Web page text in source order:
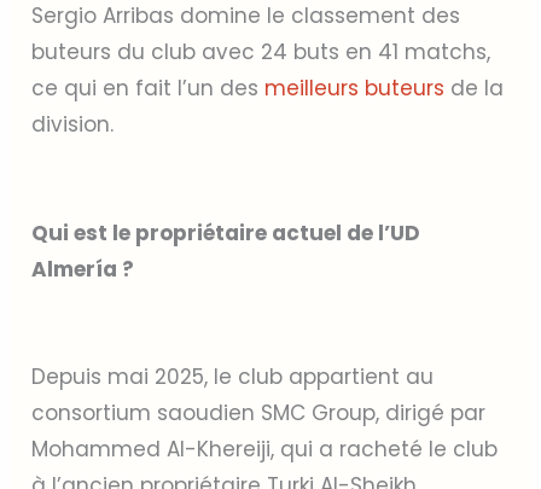
Sergio Arribas domine le classement des
buteurs du club avec 24 buts en 41 matchs,
ce qui en fait l’un des meilleurs buteurs de la
division.
Qui est le propriétaire actuel de l’UD
Almería ?
Depuis mai 2025, le club appartient au
consortium saoudien SMC Group, dirigé par
Mohammed Al-Khereiji, qui a racheté le club